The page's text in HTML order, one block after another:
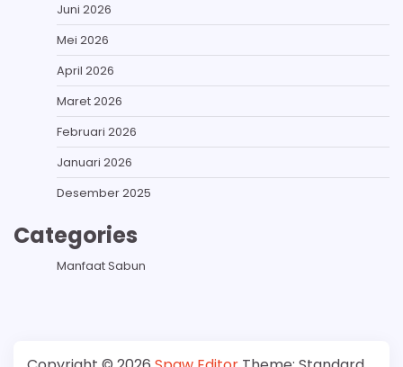
Juni 2026
Mei 2026
April 2026
Maret 2026
Februari 2026
Januari 2026
Desember 2025
Categories
Manfaat Sabun